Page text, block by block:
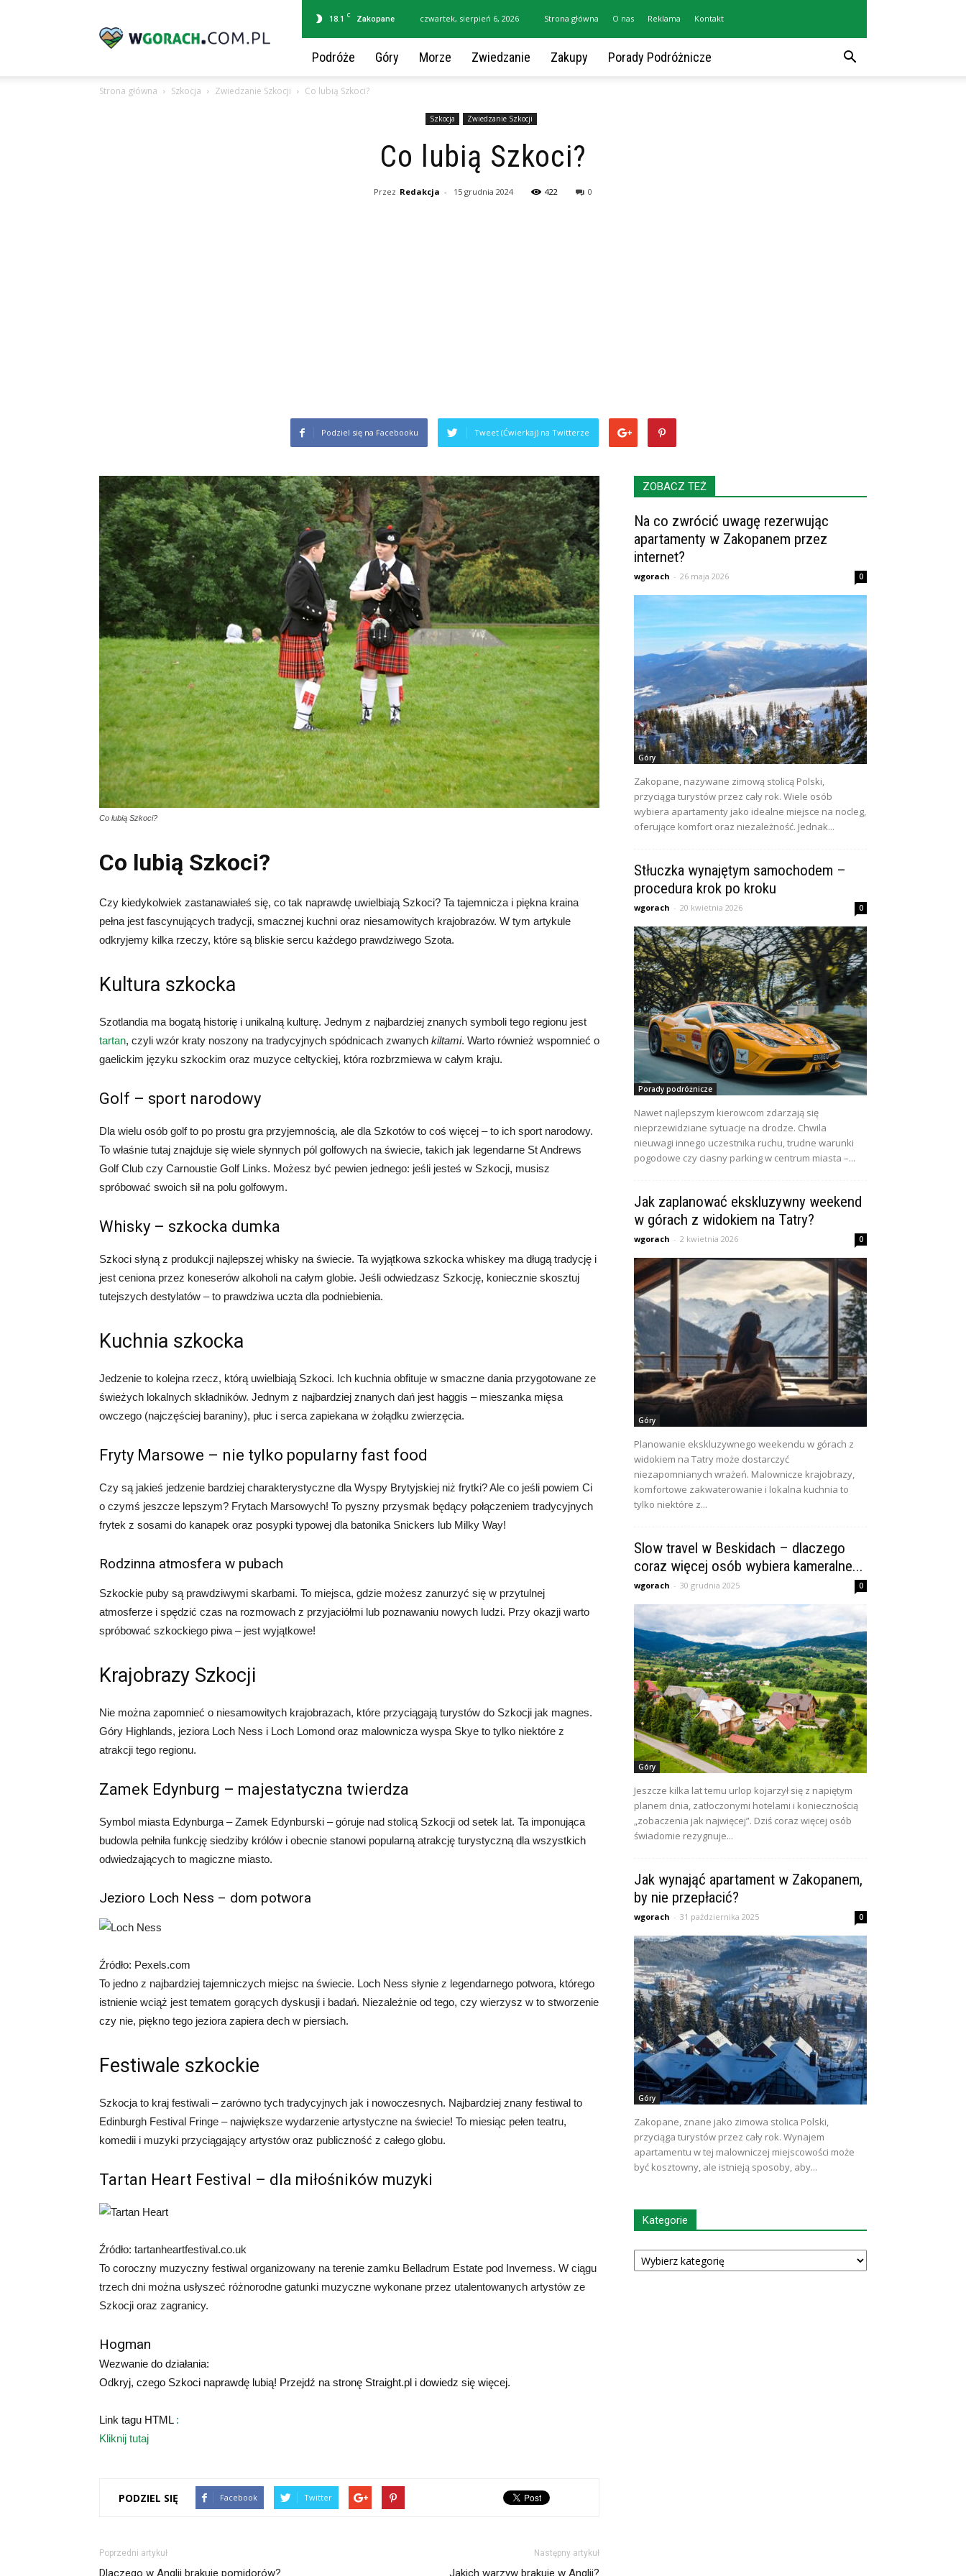
18.1 C Zakopane czwartek, sierpień 6, 2026 Strona główna O nas Reklama Kontakt
Podróże Góry Morze Zwiedzanie Zakupy Porady Podróżnicze
Strona główna Szkocja Zwiedzanie Szkocji Co lubią Szkoci?
Szkocja Zwiedzanie Szkocji
Co lubią Szkoci?
Przez Redakcja - 15 grudnia 2024 422 0
Podziel się na Facebooku Tweet (Ćwierkaj) na Twitterze
Co lubią Szkoci?
Co lubią Szkoci?
Czy kiedykolwiek zastanawiałeś się, co tak naprawdę uwielbiają Szkoci? Ta tajemnicza i piękna kraina
pełna jest fascynujących tradycji, smacznej kuchni oraz niesamowitych krajobrazów. W tym artykule
odkryjemy kilka rzeczy, które są bliskie sercu każdego prawdziwego Szota.
Kultura szkocka
Szotlandia ma bogatą historię i unikalną kulturę. Jednym z najbardziej znanych symboli tego regionu jest
tartan, czyli wzór kraty noszony na tradycyjnych spódnicach zwanych kiltami. Warto również wspomnieć o
gaelickim języku szkockim oraz muzyce celtyckiej, która rozbrzmiewa w całym kraju.
Golf – sport narodowy
Dla wielu osób golf to po prostu gra przyjemnością, ale dla Szkotów to coś więcej – to ich sport narodowy.
To właśnie tutaj znajduje się wiele słynnych pól golfowych na świecie, takich jak legendarne St Andrews
Golf Club czy Carnoustie Golf Links. Możesz być pewien jednego: jeśli jesteś w Szkocji, musisz
spróbować swoich sił na polu golfowym.
Whisky – szkocka dumka
Szkoci słyną z produkcji najlepszej whisky na świecie. Ta wyjątkowa szkocka whiskey ma długą tradycję i
jest ceniona przez koneserów alkoholi na całym globie. Jeśli odwiedzasz Szkocję, koniecznie skosztuj
tutejszych destylatów – to prawdziwa uczta dla podniebienia.
Kuchnia szkocka
Jedzenie to kolejna rzecz, którą uwielbiają Szkoci. Ich kuchnia obfituje w smaczne dania przygotowane ze
świeżych lokalnych składników. Jednym z najbardziej znanych dań jest haggis – mieszanka mięsa
owczego (najczęściej baraniny), płuc i serca zapiekana w żołądku zwierzęcia.
Fryty Marsowe – nie tylko popularny fast food
Czy są jakieś jedzenie bardziej charakterystyczne dla Wyspy Brytyjskiej niż frytki? Ale co jeśli powiem Ci
o czymś jeszcze lepszym? Frytach Marsowych! To pyszny przysmak będący połączeniem tradycyjnych
frytek z sosami do kanapek oraz posypki typowej dla batonika Snickers lub Milky Way!
Rodzinna atmosfera w pubach
Szkockie puby są prawdziwymi skarbami. To miejsca, gdzie możesz zanurzyć się w przytulnej
atmosferze i spędzić czas na rozmowach z przyjaciółmi lub poznawaniu nowych ludzi. Przy okazji warto
spróbować szkockiego piwa – jest wyjątkowe!
Krajobrazy Szkocji
Nie można zapomnieć o niesamowitych krajobrazach, które przyciągają turystów do Szkocji jak magnes.
Góry Highlands, jeziora Loch Ness i Loch Lomond oraz malownicza wyspa Skye to tylko niektóre z
atrakcji tego regionu.
Zamek Edynburg – majestatyczna twierdza
Symbol miasta Edynburga – Zamek Edynburski – góruje nad stolicą Szkocji od setek lat. Ta imponująca
budowla pełniła funkcję siedziby królów i obecnie stanowi popularną atrakcję turystyczną dla wszystkich
odwiedzających to magiczne miasto.
Jezioro Loch Ness – dom potwora
Źródło: Pexels.com
To jedno z najbardziej tajemniczych miejsc na świecie. Loch Ness słynie z legendarnego potwora, którego
istnienie wciąż jest tematem gorących dyskusji i badań. Niezależnie od tego, czy wierzysz w to stworzenie
czy nie, piękno tego jeziora zapiera dech w piersiach.
Festiwale szkockie
Szkocja to kraj festiwali – zarówno tych tradycyjnych jak i nowoczesnych. Najbardziej znany festiwal to
Edinburgh Festival Fringe – największe wydarzenie artystyczne na świecie! To miesiąc pełen teatru,
komedii i muzyki przyciągający artystów oraz publiczność z całego globu.
Tartan Heart Festival – dla miłośników muzyki
Źródło: tartanheartfestival.co.uk
To coroczny muzyczny festiwal organizowany na terenie zamku Belladrum Estate pod Inverness. W ciągu
trzech dni można usłyszeć różnorodne gatunki muzyczne wykonane przez utalentowanych artystów ze
Szkocji oraz zagranicy.
Hogman
Wezwanie do działania:
Odkryj, czego Szkoci naprawdę lubią! Przejdź na stronę Straight.pl i dowiedz się więcej.
Link tagu HTML :
Kliknij tutaj
PODZIEL SIĘ Facebook Twitter
Poprzedni artykuł
Dlaczego w Anglii brakuje pomidorów?
Następny artykuł
Jakich warzyw brakuje w Anglii?
ZOBACZ TEŻ
Na co zwrócić uwagę rezerwując
apartamenty w Zakopanem przez
internet?
wgorach - 26 maja 2026 0
Góry
Zakopane, nazywane zimową stolicą Polski,
przyciąga turystów przez cały rok. Wiele osób
wybiera apartamenty jako idealne miejsce na nocleg,
oferujące komfort oraz niezależność. Jednak...
Stłuczka wynajętym samochodem –
procedura krok po kroku
wgorach - 20 kwietnia 2026 0
Porady podróżnicze
Nawet najlepszym kierowcom zdarzają się
nieprzewidziane sytuacje na drodze. Chwila
nieuwagi innego uczestnika ruchu, trudne warunki
pogodowe czy ciasny parking w centrum miasta –...
Jak zaplanować ekskluzywny weekend
w górach z widokiem na Tatry?
wgorach - 2 kwietnia 2026 0
Góry
Planowanie ekskluzywnego weekendu w górach z
widokiem na Tatry może dostarczyć
niezapomnianych wrażeń. Malownicze krajobrazy,
komfortowe zakwaterowanie i lokalna kuchnia to
tylko niektóre z...
Slow travel w Beskidach – dlaczego
coraz więcej osób wybiera kameralne...
wgorach - 30 grudnia 2025 0
Góry
Jeszcze kilka lat temu urlop kojarzył się z napiętym
planem dnia, zatłoczonymi hotelami i koniecznością
„zobaczenia jak najwięcej”. Dziś coraz więcej osób
świadomie rezygnuje...
Jak wynająć apartament w Zakopanem,
by nie przepłacić?
wgorach - 31 października 2025 0
Góry
Zakopane, znane jako zimowa stolica Polski,
przyciąga turystów przez cały rok. Wynajem
apartamentu w tej malowniczej miejscowości może
być kosztowny, ale istnieją sposoby, aby...
Kategorie
Kategorie